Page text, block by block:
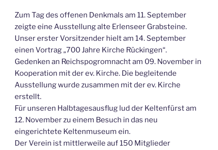
Zum Tag des offenen Denkmals am 11. September
zeigte eine Ausstellung alte Erlenseer Grabsteine.
Unser erster Vorsitzender hielt am 14. September
einen Vortrag „700 Jahre Kirche Rückingen“.
Gedenken an Reichspogromnacht am 09. November in
Kooperation mit der ev. Kirche. Die begleitende
Ausstellung wurde zusammen mit der ev. Kirche
erstellt.
Für unseren Halbtagesausflug lud der Keltenfürst am
12. November zu einem Besuch in das neu
eingerichtete Keltenmuseum ein.
Der Verein ist mittlerweile auf 150 Mitglieder